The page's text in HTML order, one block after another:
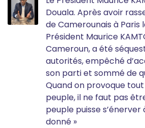
Douala. Après avoir
de Camerounais à Paris
Président Maurice
Cameroun, a été
autorités, empêché
son parti et sommé de
Quand on provoque
peuple, il ne faut pas
peuple puisse
donné »